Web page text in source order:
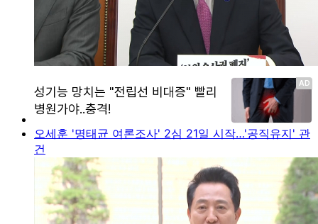
오세훈 '명태균 여론조사' 2심 21일 시작…'공직유지' 관
건